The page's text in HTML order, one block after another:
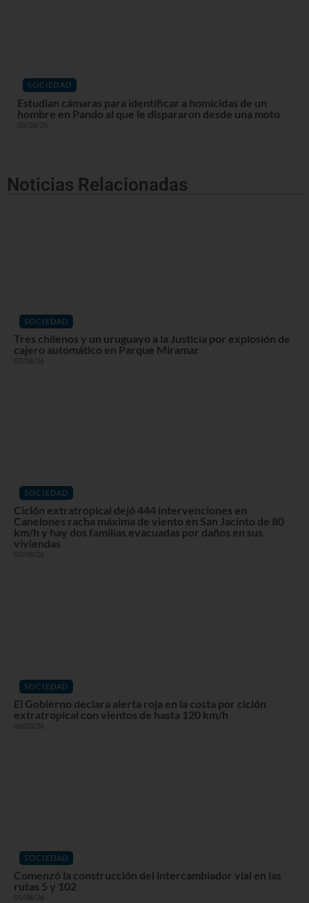
SOCIEDAD
Estudian cámaras para identificar a homicidas de un
hombre en Pando al que le dispararon desde una moto
03/08/26
Noticias Relacionadas
SOCIEDAD
Tres chilenos y un uruguayo a la Justicia por explosión de
cajero automático en Parque Miramar
07/08/26
SOCIEDAD
Ciclón extratropical dejó 444 intervenciones en
Canelones racha máxima de viento en San Jacinto de 80
km/h y hay dos familias evacuadas por daños en sus
viviendas
07/08/26
SOCIEDAD
El Gobierno declara alerta roja en la costa por ciclón
extratropical con vientos de hasta 120 km/h
06/08/26
SOCIEDAD
Comenzó la construcción del intercambiador vial en las
rutas 5 y 102
05/08/26